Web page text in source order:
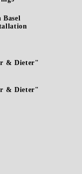
& Dieter"
& Dieter"